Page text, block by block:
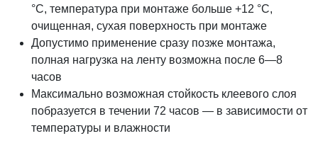
°С, температура при монтаже больше +12 °С,
очищенная, сухая поверхность при монтаже
Допустимо применение сразу позже монтажа,
полная нагрузка на ленту возможна после 6—8
часов
Максимально возможная стойкость клеевого слоя
побразуется в течении 72 часов — в зависимости от
температуры и влажности